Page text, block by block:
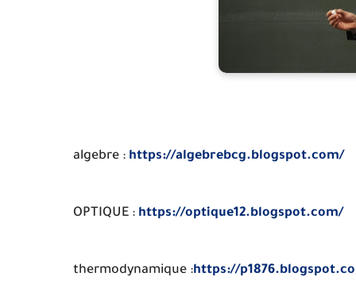
algebre : https://algebrebcg.blogspot.com/
OPTIQUE : https://optique12.blogspot.com/
thermodynamique :https://